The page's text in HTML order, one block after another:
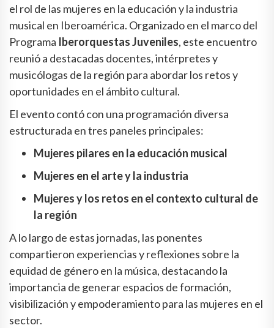
el rol de las mujeres en la educación y la industria
musical en Iberoamérica. Organizado en el marco del
Programa Iberorquestas Juveniles, este encuentro
reunió a destacadas docentes, intérpretes y
musicólogas de la región para abordar los retos y
oportunidades en el ámbito cultural.
El evento contó con una programación diversa
estructurada en tres paneles principales:
Mujeres pilares en la educación musical
Mujeres en el arte y la industria
Mujeres y los retos en el contexto cultural de
la región
A lo largo de estas jornadas, las ponentes
compartieron experiencias y reflexiones sobre la
equidad de género en la música, destacando la
importancia de generar espacios de formación,
visibilización y empoderamiento para las mujeres en el
sector.